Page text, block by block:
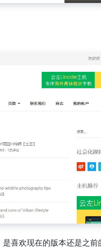
喜欢现在的版本还是之前